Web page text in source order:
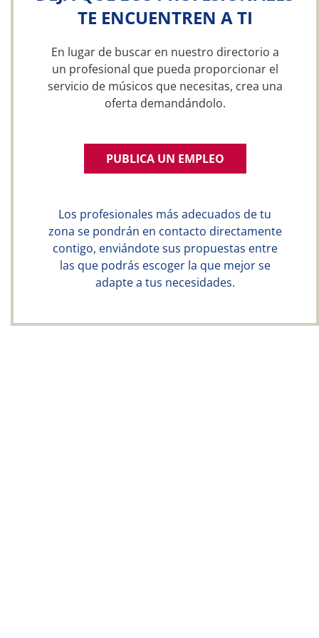
TE ENCUENTREN A TI
En lugar de buscar en nuestro directorio a
un profesional que pueda proporcionar el
servicio de músicos que necesitas, crea una
oferta demandándolo.
PUBLICA UN EMPLEO
Los profesionales más adecuados de tu
zona se pondrán en contacto directamente
contigo, enviándote sus propuestas entre
las que podrás escoger la que mejor se
adapte a tus necesidades.